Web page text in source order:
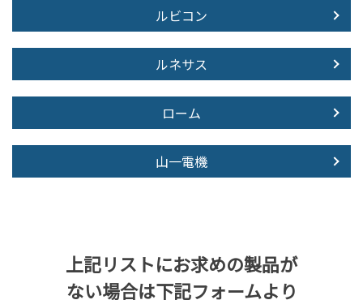
ルビコン
ルネサス
ローム
山一電機
上記リストにお求めの製品が
ない場合は下記フォームより